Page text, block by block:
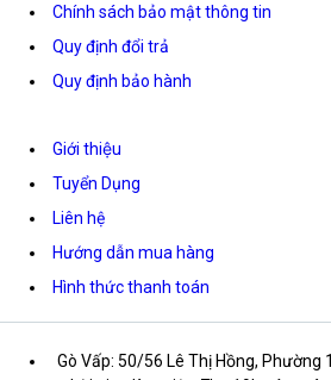
Chính sách bảo mật thông tin
Quy định đổi trả
Quy định bảo hành
Giới thiệu
Tuyển Dụng
Liên hệ
Hướng dẫn mua hàng
Hình thức thanh toán
Gò Vấp: 50/56 Lê Thị Hồng, Phường